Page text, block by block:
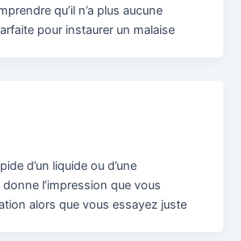
qu’il n’a plus aucune
pour instaurer un malaise
d’un liquide ou d’une
l’impression que vous
alors que vous essayez juste